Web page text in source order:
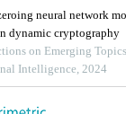
neural network
dynamic cryptography
on Emerging
Intelligence, 2024